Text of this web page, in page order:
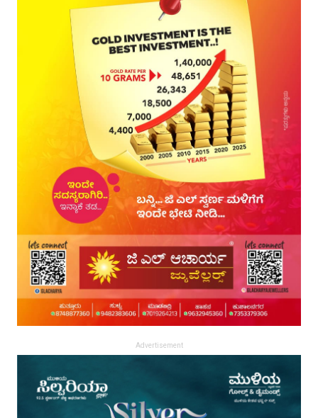
Advertisement